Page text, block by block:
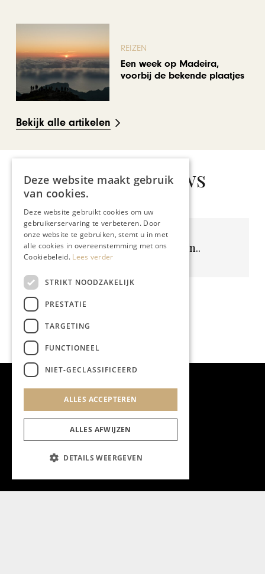
REIZEN
Een week op Madeira,
voorbij de bekende plaatjes
Bekijk alle artikelen
Gerelateerd nieuws
Geen resultaten gevonden..
Deze website maakt gebruik
van cookies.
Deze website gebruikt cookies om uw
gebruikerservaring te verbeteren. Door
onze website te gebruiken, stemt u in met
alle cookies in overeenstemming met ons
Cookiebeleid. Lees verder
STRIKT NOODZAKELIJK
PRESTATIE
TARGETING
FUNCTIONEEL
NIET-GECLASSIFICEERD
ALLES ACCEPTEREN
ALLES AFWIJZEN
DETAILS WEERGEVEN